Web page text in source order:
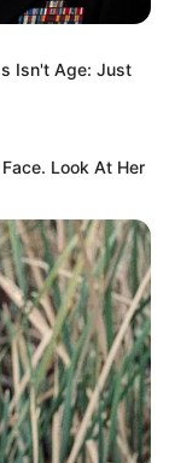
(2022)
Kai EXO dalam
ia terus
hingga sekarang.
Isn't Age: Just
Look At Her